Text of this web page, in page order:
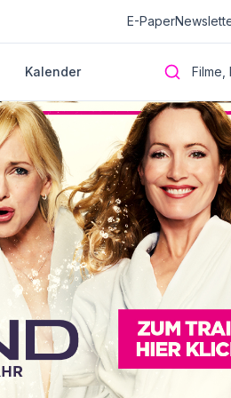
E-Paper
Kalender Filme,